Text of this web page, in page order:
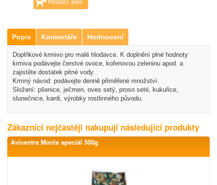
Popis Komentáře Hodnocení
Doplňkové krmivo pro malé hlodavce. K doplnění plné hodnoty
krmiva podávejte čerstvé ovoce, kořenovou zeleninu apod. a
zajistěte dostatek pitné vody.
Krmný návod: podávejte denně přiměřené množství.
Složení: pšenice, ječmen, oves setý, proso seté, kukuřice,
slunečnice, kardi, výrobky rostlinného původu.
Zákazníci nejčastěji nakupují následující produkty
Avicentra Morče speciál 500g